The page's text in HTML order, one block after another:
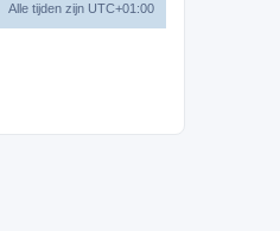
Alle tijden zijn UTC+01:00